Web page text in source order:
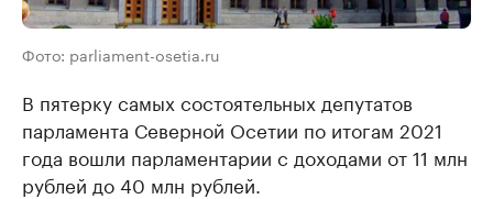
Фото: parliament-osetia.ru
В пятерку самых состоятельных депутатов
парламента Северной Осетии по итогам 2021
года вошли парламентарии с доходами от 11 млн
рублей до 40 млн рублей.